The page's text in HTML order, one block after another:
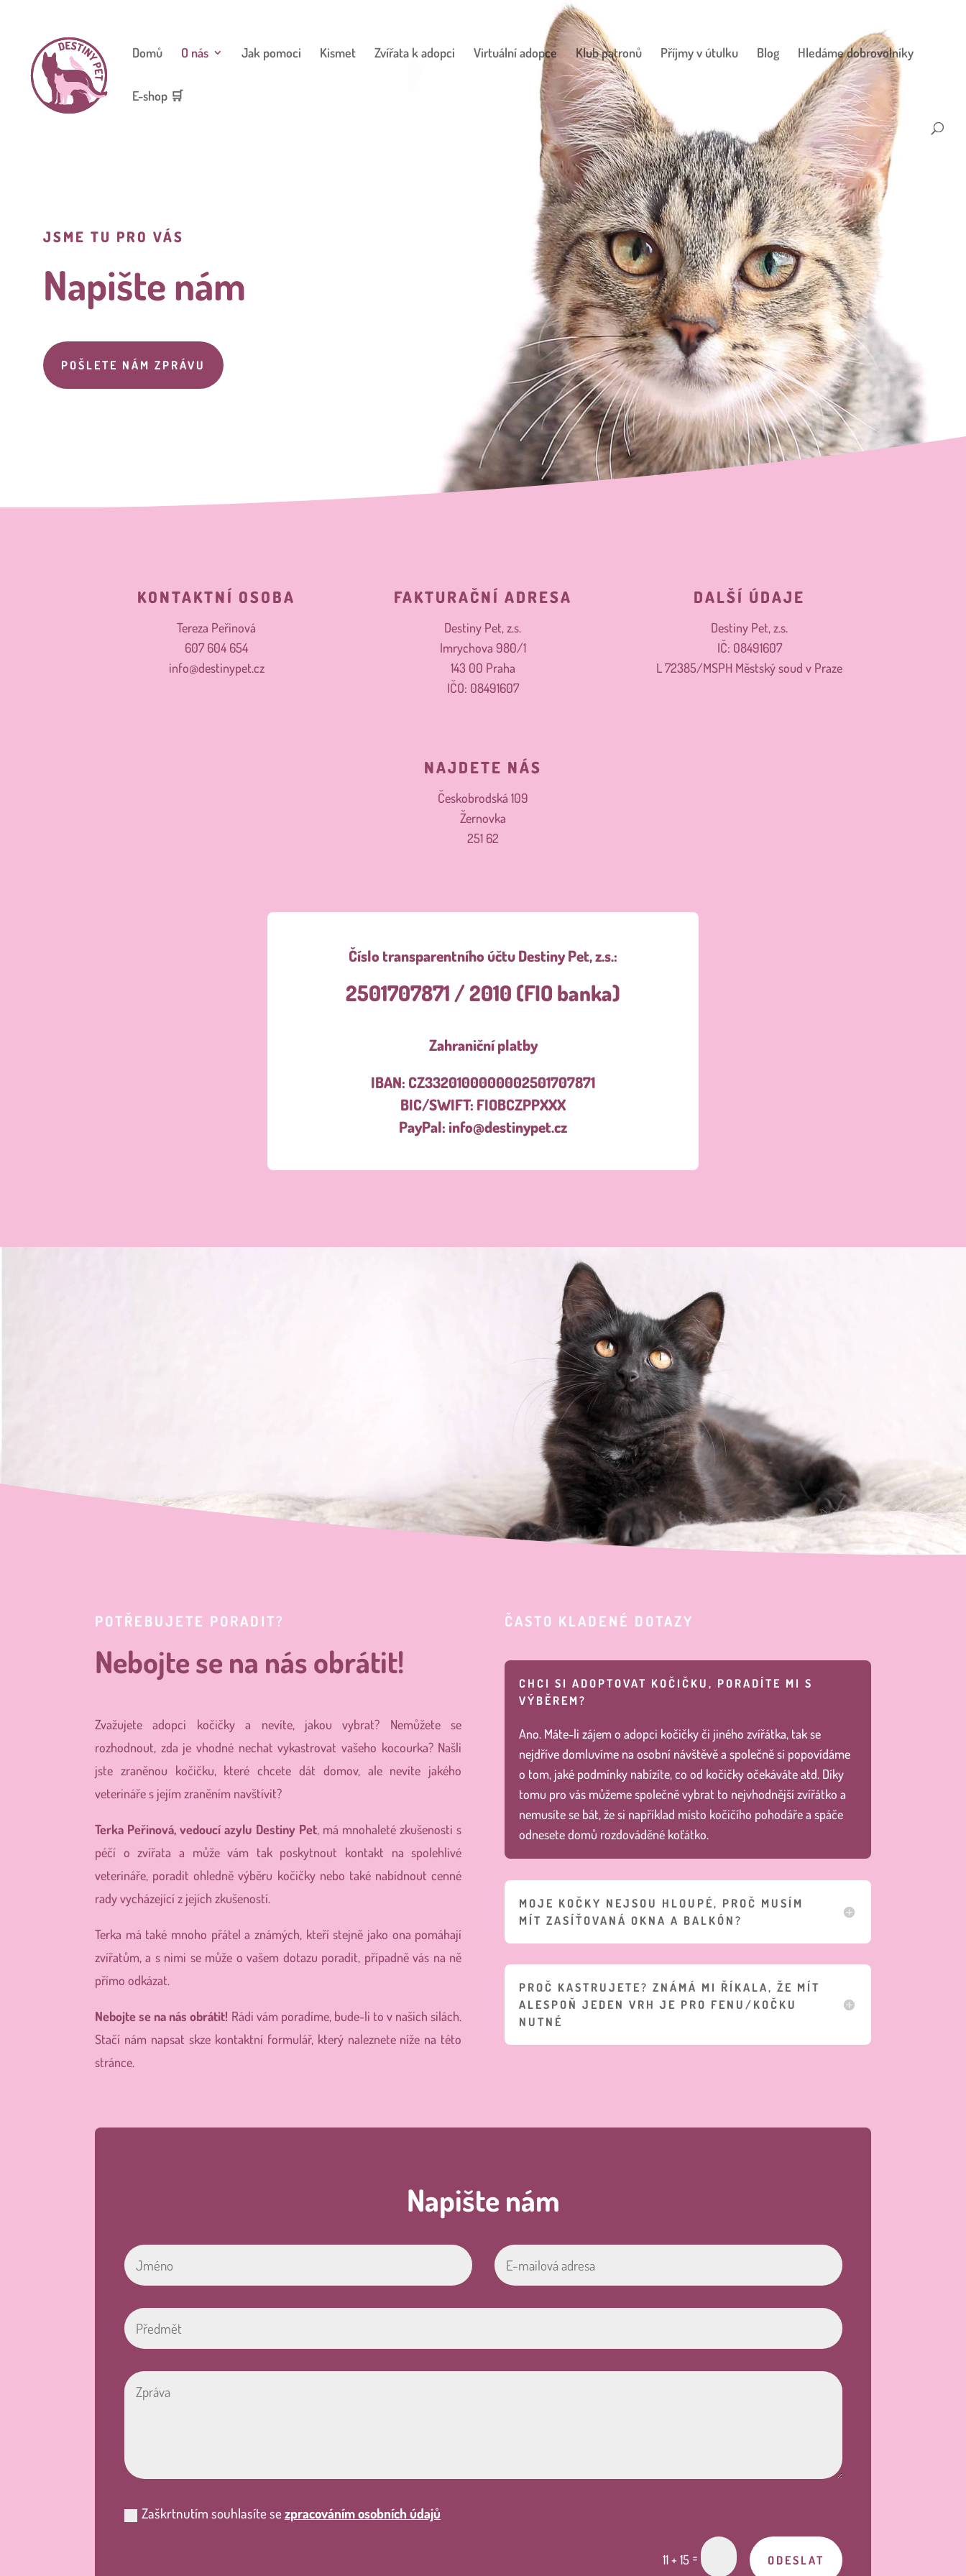
Domů O nás Jak pomoci Kismet Zvířata k adopci Virtuální adopce Klub patronů Příjmy v útulku Blog Hledáme dobrovolníky
E-shop 🛒
JSME TU PRO VÁS
Napište nám
POŠLETE NÁM ZPRÁVU
KONTAKTNÍ OSOBA
Tereza Peřinová
607 604 654
info@destinypet.cz
FAKTURAČNÍ ADRESA
Destiny Pet, z.s.
Imrychova 980/1
143 00 Praha
IČO: 08491607
DALŠÍ ÚDAJE
Destiny Pet, z.s.
IČ: 08491607
L 72385/MSPH Městský soud v Praze
NAJDETE NÁS
Českobrodská 109
Žernovka
251 62
Číslo transparentního účtuDestiny Pet, z.s.:
2501707871 / 2010 (FIO banka)
Zahraniční platby
IBAN: CZ3320100000002501707871
BIC/SWIFT: FIOBCZPPXXX
PayPal: info@destinypet.cz
POTŘEBUJETE PORADIT?
Nebojte se na nás obrátit!
Zvažujete adopci kočičky a nevíte, jakou vybrat? Nemůžete se
rozhodnout, zda je vhodné nechat vykastrovat vašeho kocourka? Našli
jste zraněnou kočičku, které chcete dát domov, ale nevíte jakého
veterináře s jejím zraněním navštívit?
Terka Peřinová, vedoucí azylu Destiny Pet, má mnohaleté zkušenosti s
péčí o zvířata a může vám tak poskytnout kontakt na spolehlivé
veterináře, poradit ohledně výběru kočičky nebo také nabídnout cenné
rady vycházející z jejích zkušeností.
Terka má také mnoho přátel a známých, kteří stejně jako ona pomáhají
zvířatům, a s nimi se může o vašem dotazu poradit, případně vás na ně
přímo odkázat.
Nebojte se na nás obrátit! Rádi vám poradíme, bude-li to v našich silách.
Stačí nám napsat skze kontaktní formulář, který naleznete níže na této
stránce.
ČASTO KLADENÉ DOTAZY
CHCI SI ADOPTOVAT KOČIČKU, PORADÍTE MI S
VÝBĚREM?
Ano. Máte-li zájem o adopci kočičky či jiného zvířátka, tak se
nejdříve domluvíme na osobní návštěvě a společně si popovídáme
o tom, jaké podmínky nabízíte, co od kočičky očekáváte atd. Díky
tomu pro vás můžeme společně vybrat to nejvhodnější zvířátko a
nemusíte se bát, že si například místo kočičího pohodáře a spáče
odnesete domů rozdováděné koťátko.
MOJE KOČKY NEJSOU HLOUPÉ, PROČ MUSÍM
MÍT ZASÍŤOVANÁ OKNA A BALKÓN?
PROČ KASTRUJETE? ZNÁMÁ MI ŘÍKALA, ŽE MÍT
ALESPOŇ JEDEN VRH JE PRO FENU/KOČKU
NUTNÉ
Napište nám
Zaškrtnutím souhlasíte sezpracováním osobních údajů
11 + 15 = ODESLAT